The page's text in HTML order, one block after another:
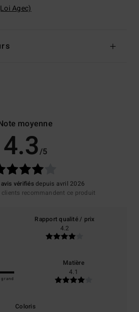
Agec)
moyenne
4.3/5
vérifiésdepuis avril 2026
clients recommandent ce produit
Rapport qualité / prix
4.2
Matière
4.1
Coloris